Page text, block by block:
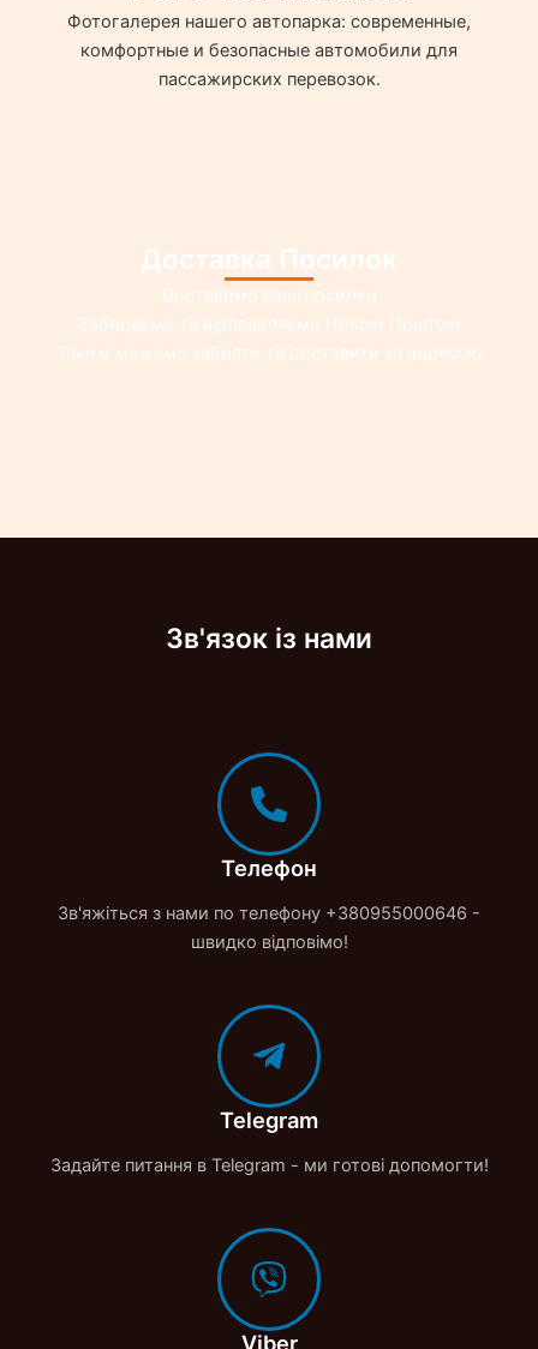
Фотогалерея нашего автопарка: современные,
комфортные и безопасные автомобили для
пассажирских перевозок.
Доставка Посилок
Доставимо ваші посилки
Забираємо та відправляємо Новою Поштою
Також можемо забрати та доставити за адресою
Зв'язок із нами
Телефон
Зв'яжіться з нами по телефону +380955000646 -
швидко відповімо!
Telegram
Задайте питання в Telegram - ми готові допомогти!
Viber